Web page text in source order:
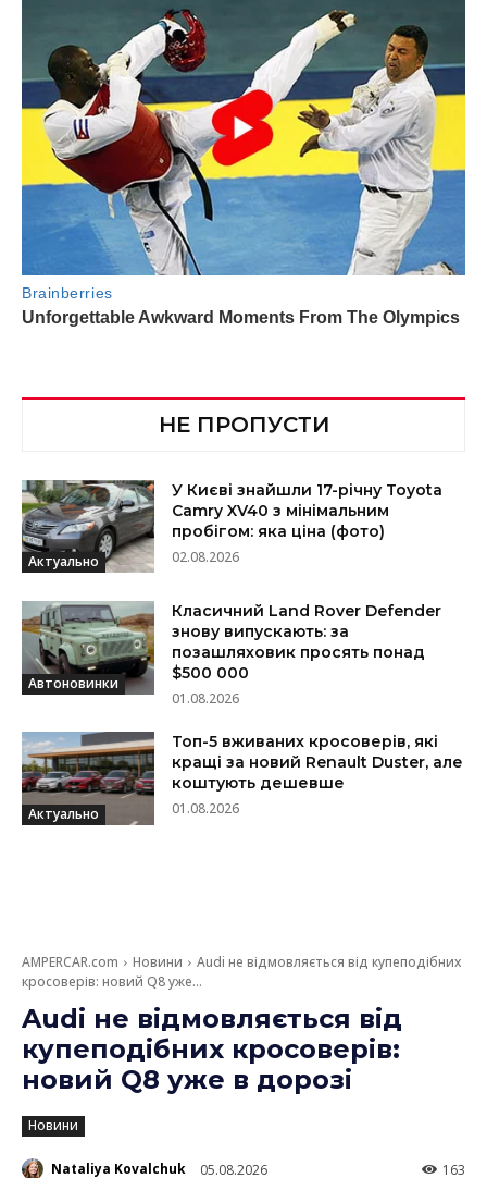
НЕ ПРОПУСТИ
Актуально
У Києві знайшли 17-річну Toyota
Camry XV40 з мінімальним
пробігом: яка ціна (фото)
02.08.2026
Автоновинки
Класичний Land Rover Defender
знову випускають: за
позашляховик просять понад
$500 000
01.08.2026
Актуально
Топ-5 вживаних кросоверів, які
кращі за новий Renault Duster, але
коштують дешевше
01.08.2026